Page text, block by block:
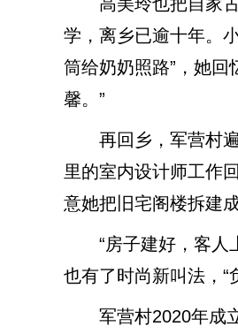
学，离乡已逾十年。
筒给奶奶照路”，她回
馨。”
再回乡，军营村遍
里的室内设计师工作
意她把旧宅阁楼拆建
“房子建好，客人上
也有了时尚新叫法，“
军营村2020年成立